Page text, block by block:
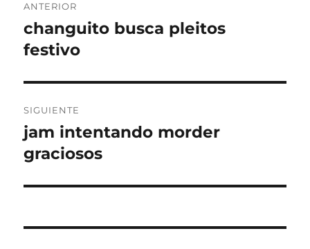
de
entradas
ANTERIOR
Entrada
anterior:
changuito busca pleitos
festivo
SIGUIENTE
Entrada
siguiente:
jam intentando morder
graciosos